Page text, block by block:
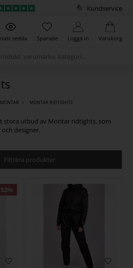
Kundservice
sedda Sparade Logga in Varukorg
MONTAR MONTAR RIDTIGHTS
stora utbud av Montar ridtights, som
designer.
Filtrera produkter